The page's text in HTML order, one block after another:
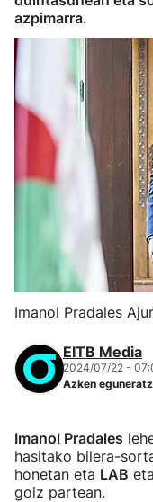
azpimarra.
Imanol Pradales
EITB Media
2024/07/22 -
Azken
Imanol Pradales
hasitako bilera-
honetan eta LAB eta
goiz partean.